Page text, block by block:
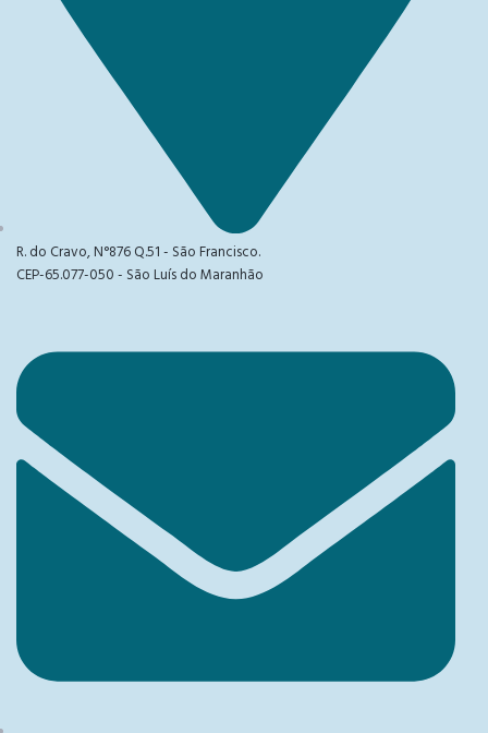
R. do Cravo, N°876 Q.51 - São Francisco.
CEP-65.077-050 - São Luís do Maranhão